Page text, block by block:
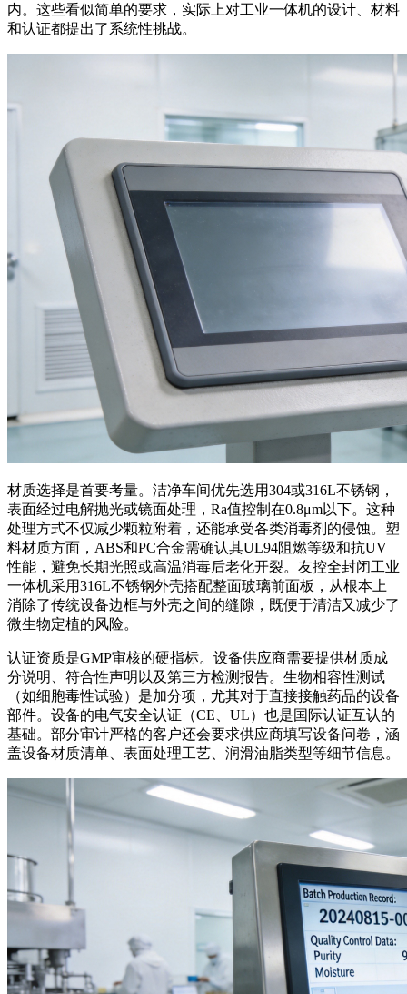
内。这些看似简单的要求，实际上对工业一体机的设计、材料
和认证都提出了系统性挑战。
材质选择是首要考量。洁净车间优先选用304或316L不锈钢，
表面经过电解抛光或镜面处理，Ra值控制在0.8μm以下。这种
处理方式不仅减少颗粒附着，还能承受各类消毒剂的侵蚀。塑
料材质方面，ABS和PC合金需确认其UL94阻燃等级和抗UV
性能，避免长期光照或高温消毒后老化开裂。友控全封闭工业
一体机采用316L不锈钢外壳搭配整面玻璃前面板，从根本上
消除了传统设备边框与外壳之间的缝隙，既便于清洁又减少了
微生物定植的风险。
认证资质是GMP审核的硬指标。设备供应商需要提供材质成
分说明、符合性声明以及第三方检测报告。生物相容性测试
（如细胞毒性试验）是加分项，尤其对于直接接触药品的设备
部件。设备的电气安全认证（CE、UL）也是国际认证互认的
基础。部分审计严格的客户还会要求供应商填写设备问卷，涵
盖设备材质清单、表面处理工艺、润滑油脂类型等细节信息。